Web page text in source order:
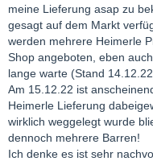
meine Lieferung asap zu
gesagt auf dem Markt
werden mehrere Heimerle
Shop angeboten, eben
lange warte (Stand
Am 15.12.22 ist
Heimerle Lieferung
wirklich weggelegt wurde
dennoch mehrere Barren!
Ich denke es ist sehr